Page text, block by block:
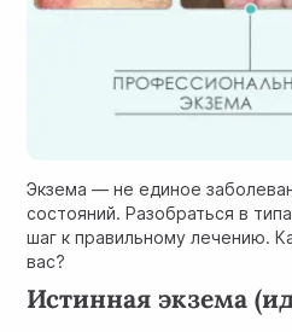
Экзема — не единое
состояний. Разобраться в
шаг к правильному лечению.
вас?
Истинная экзема